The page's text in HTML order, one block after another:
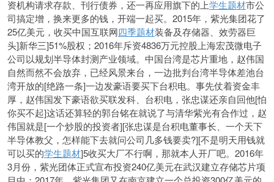
资机构请求存款、刊行债券，还一再应用旗下的上学生题材市公
司搞定增，换来更多的钱，开端一起买。2015年，紫光集团花了
25亿美元，收买中国互联网四季题材装备及存储器、效劳器巨
头]新华三]51%股权；2016年斥资4836万元控股上海宏茂微电子
公司以规划半导体封测产业领域。中国台湾是芯片重地，赵伟国
自然而然不会放弃，已经风景来台，一边批判台湾半导体差池台
湾开放的[绝路一条]一边发豪语要买下台积电。事先仗着资金丰
厚，赵伟国发下豪语欲买联发科、台积电，张忠谋还亲自回他[怕
你买不起]这话还算轻的郭台铭在就说了与清华紫光有合作过，赵
伟国就是[一个炒股的投资者][张忠谋是台积电董事长、一个天下
半导体教父，怎样能下去就问公司几多钱要卖?][不是明天用钱就
可以买的学生题材]5收买大厂不行啊，那就本人开厂吧。2016年
3月份，紫光团体正式宣布投资240亿美元在武汉建立存储芯片项